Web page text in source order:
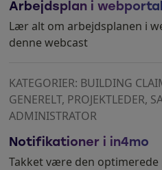
Arbejdsplan i
Lær alt om arbejdsplanen i
denne webcast
KATEGORIER: BUILDING
GENERELT, PROJEKTLEDER,
ADMINISTRATOR
Notifikationer i in4mo
Takket være den